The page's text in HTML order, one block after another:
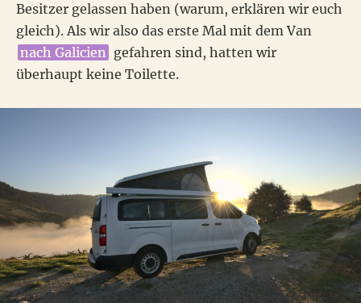
Besitzer gelassen haben (warum, erklären wir euch
gleich). Als wir also das erste Mal mit dem Van
nach Galicien gefahren sind, hatten wir
überhaupt keine Toilette.